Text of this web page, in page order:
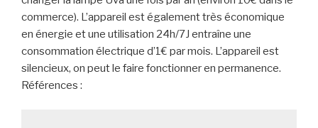
commerce). L’appareil est également très économique
en énergie et une utilisation 24h/7J entraîne une
consommation électrique d’1€ par mois. L’appareil est
silencieux, on peut le faire fonctionner en permanence.
Références :